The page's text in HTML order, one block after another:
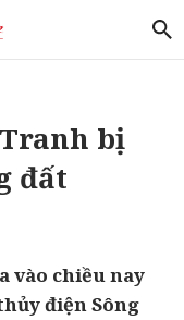
bị
đất
vào chiều nay
điện Sông